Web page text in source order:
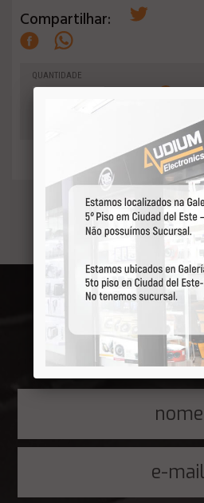
Compartilhar:
QUANTIDADE
+
Receba
nossas